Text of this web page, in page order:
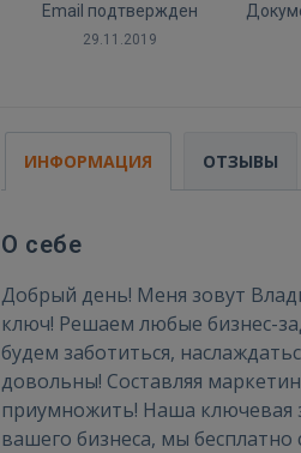
Email подтвержден
29.11.2019
ИНФОРМАЦИЯ ОТЗЫВЫ
О себе
Добрый день! Меня зовут
ключ! Решаем любые бизнес-
будем заботиться,
довольны! Составляя
приумножить! Наша
вашего бизнеса, мы